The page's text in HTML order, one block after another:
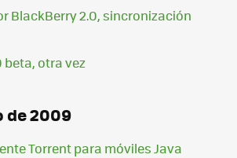
BlackBerry 2.0, sincronización
beta, otra vez
de 2009
Torrent para móviles Java